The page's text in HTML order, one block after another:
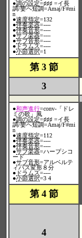
●調の設定=♯♯♯ =イ長
調/嬰ヘ短調=Amaj/F#mi
n
●速度指定=132
●伴奏楽器=----
●伴奏音形=----
●サブ楽器=----
●サブ音形=----
●ドラムス=----
●小節選択=1
第 3 節
3
●和声進行=conv-「ドレ
ミの歌」風
●調の設定=♯♯♯ =イ長
調/嬰ヘ短調=Amaj/F#mi
n
●速度指定=112
●伴奏楽器=----
●伴奏音形=----
●サブ楽器=ハープシコ
ード
●サブ音形=アルベルテ
ィバス変形８分
● ドラムス=----
●小節選択=3 4
第 4 節
4